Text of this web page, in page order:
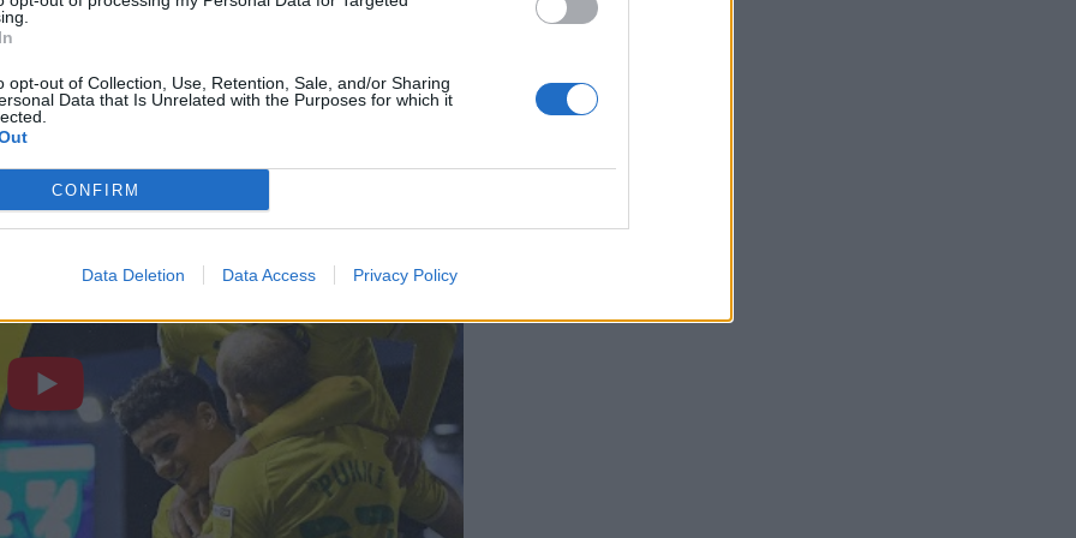
opt-out of Collection, Use, Retention, Sale, and/or Sharing
Data that Is Unrelated with the Purposes for which it
CONFIRM
Data Deletion Data Access Privacy Policy
ottelun Birmingham – Norwich